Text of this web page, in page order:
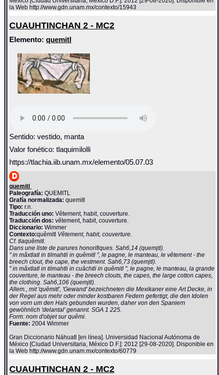
la Web http://www.gdn.unam.mx/contexto/15943
CUAUHTINCHAN 2 - MC2
Elemento:quemitl
Sentido: vestido, manta
Valor fonético: tlaquimilolli
https://tlachia.iib.unam.mx/elemento/05.07.03
quemitl
Paleografía: QUEMITL
Grafía normalizada: quemitl
Tipo: r.n.
Traducción uno: Vêtement, habit, couverture.
Traducción dos: vêtement, habit, couverture.
Diccionario:Wimmer
Contexto:quêmitl Vêtement, habit, couverture.
Cf. tlaquêmitl.
Dans une liste de parures honorifiques. Sah6,14 (quemjtl).
" in mâxtlatl in tilmahtli in quêmitl ", le pagne, le manteau, le vêtement - the
breech clout, the cape, the vestment. Sah6,73 (quemjtl).
" in mâxtlatl in tilmahtli in cuâchtli in quêmitl ", le pagne, le manteau, la grande
couverture, le manteau - the breech clouts, the capes, the large cotton capes,
the clothing. Sah6,106 (quemjtl).
Allem., mit 'quêmitl', 'Gewand' bezeichneten die Mexikaner eine Art Decke, in
der Regel aus mehr oder minder kostbaren Federn gefertigt, die den Idolen
von vorn um den Hals gebunden wurden, daher von den Spaniern
gewöhnlich 'delantal' genannt. SGA 1 225.
Form: nom d'objet sur quêmi.
Fuente: 2004 Wimmer
Gran Diccionario Náhuatl [en línea]. Universidad Nacional Autónoma de
México [Ciudad Universitaria, México D.F.]: 2012 [29-08-2020]. Disponible en
la Web http://www.gdn.unam.mx/contexto/60779
CUAUHTINCHAN 2 - MC2